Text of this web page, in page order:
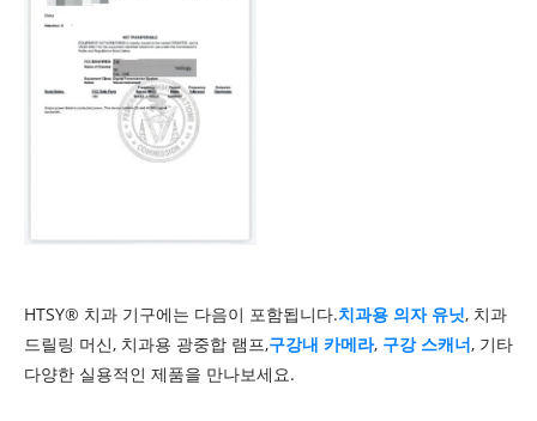
HTSY® 치과 기구에는 다음이 포함됩니다.치과용 의자 유닛, 치과
드릴링 머신, 치과용 광중합 램프,구강내 카메라, 구강 스캐너, 기타
다양한 실용적인 제품을 만나보세요.